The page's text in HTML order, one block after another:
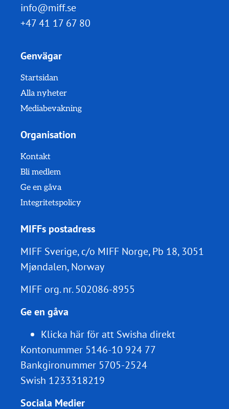
info@miff.se
+47 41 17 67 80
Genvägar
Startsidan
Alla nyheter
Mediabevakning
Organisation
Kontakt
Bli medlem
Ge en gåva
Integritetspolicy
MIFFs postadress
MIFF Sverige, c/o MIFF Norge, Pb 18, 3051
Mjøndalen, Norway
MIFF org. nr.502086-8955
Ge en gåva
Klicka här för att Swisha direkt
Kontonummer 5146-10 924 77
Bankgironummer 5705-2524
Swish 1233318219
Sociala Medier